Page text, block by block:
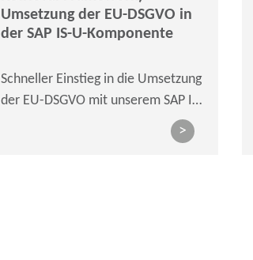
Umsetzung der EU-DSGVO in
der SAP IS-U-Komponente
Schneller Einstieg in die Umsetzung
der EU-DSGVO mit unserem SAP IRF
>